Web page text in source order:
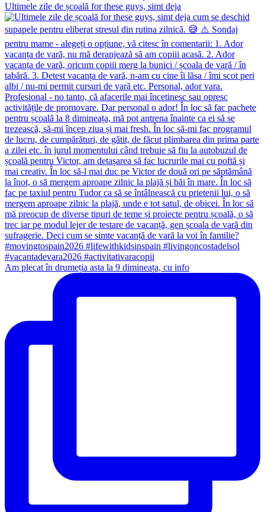
Ultimele zile de școală for these guys, simt deja
Am plecat în drumeția asta la 9 dimineața, cu info